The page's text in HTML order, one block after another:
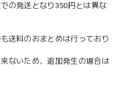
の発送となり350円とは異な
送料のおまとめは行っており
ないため、追加発生の場合は